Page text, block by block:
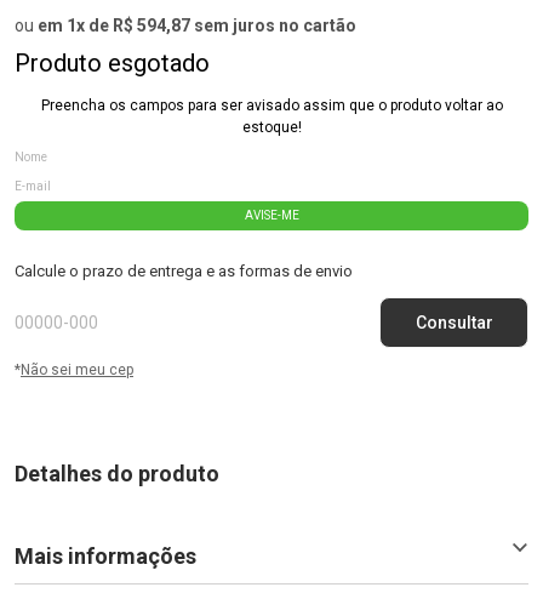
ou em 1x de R$ 594,87 sem juros no cartão
Produto esgotado
Preencha os campos para ser avisado assim que o produto voltar ao
estoque!
AVISE-ME
Calcule o prazo de entrega e as formas de envio
*Não sei meu cep
Detalhes do produto
Mais informações